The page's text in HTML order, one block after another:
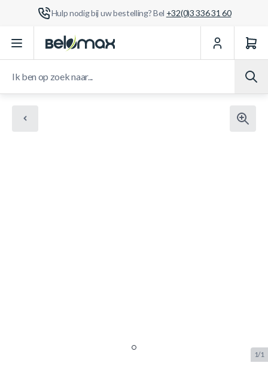
Hulp nodig bij uw bestelling? Bel +32(0)3 336 31 60
Ga naar de inhoud
1/1